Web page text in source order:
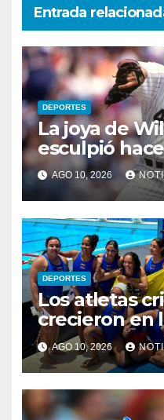
Entrada
DEPORTES
La joya de
esculpió
AGO 10, 2026
DEPORTES
Los atletas
crecieron en
AGO 10, 2026